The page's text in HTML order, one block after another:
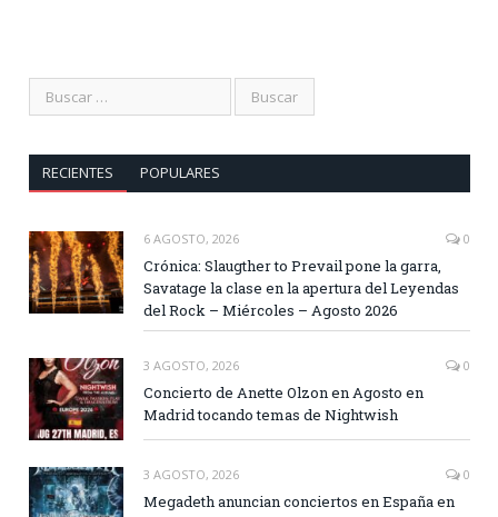
RECIENTES POPULARES
6 AGOSTO, 2026 0
Crónica: Slaugther to Prevail pone la garra,
Savatage la clase en la apertura del Leyendas
del Rock – Miércoles – Agosto 2026
3 AGOSTO, 2026 0
Concierto de Anette Olzon en Agosto en
Madrid tocando temas de Nightwish
3 AGOSTO, 2026 0
Megadeth anuncian conciertos en España en